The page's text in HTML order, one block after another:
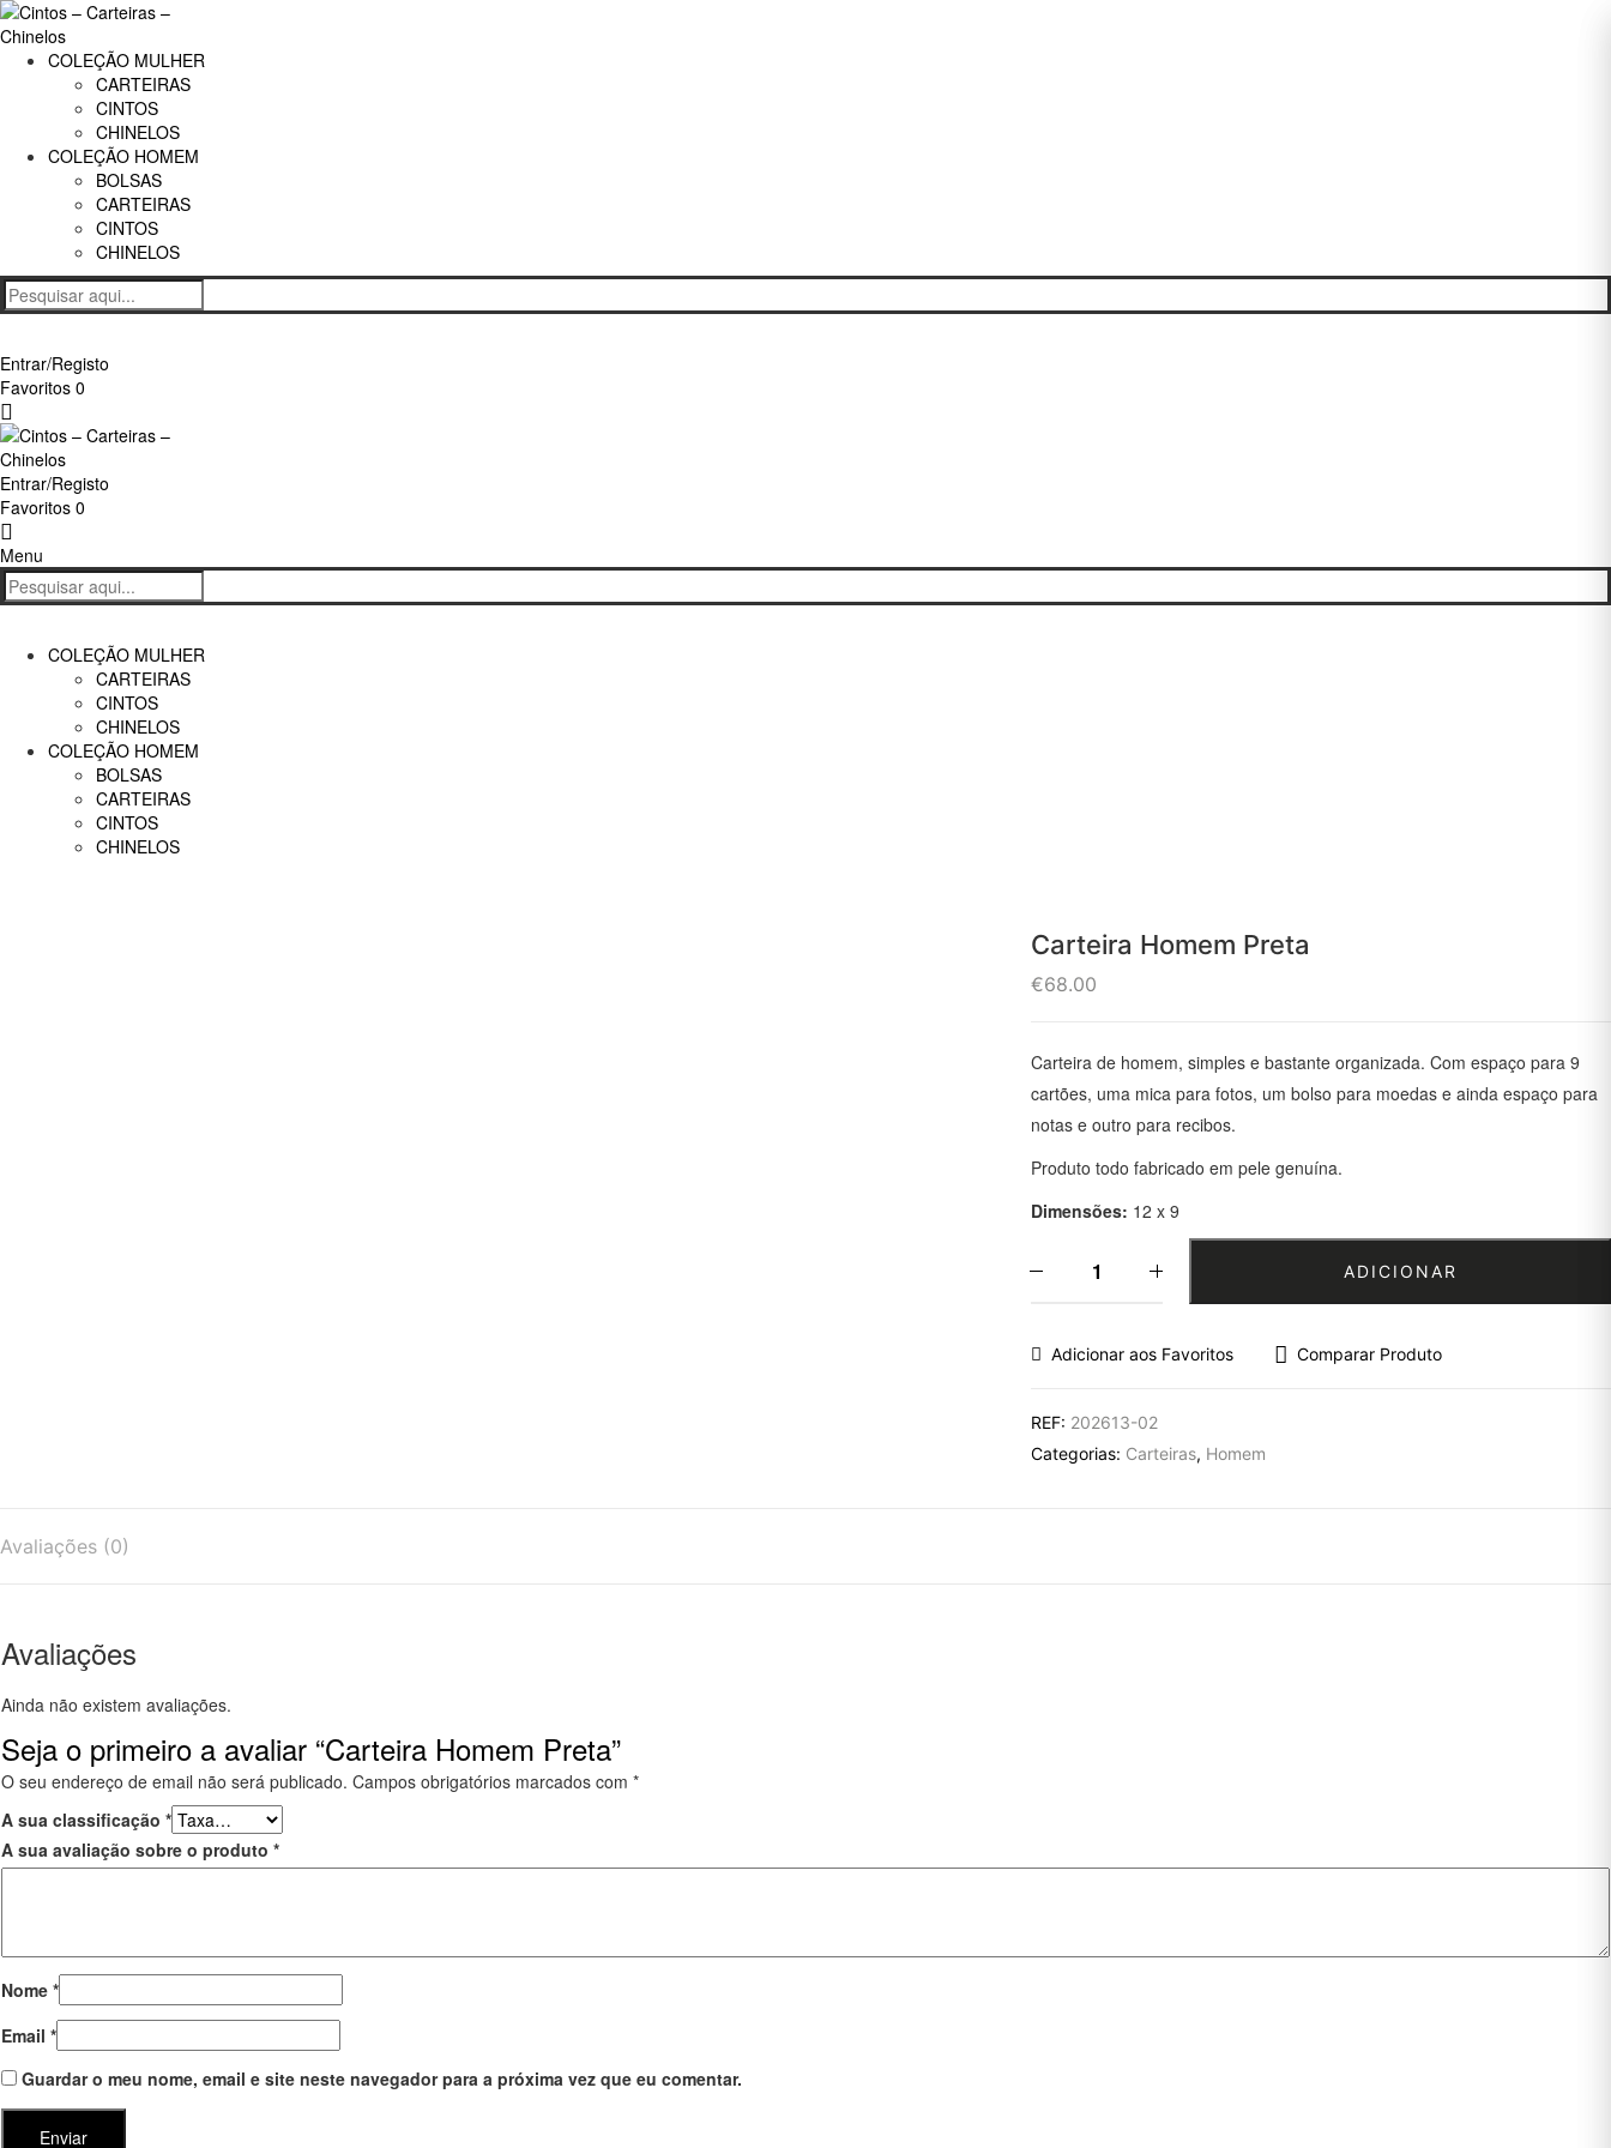
COLEÇÃO MULHER
CARTEIRAS
CINTOS
CHINELOS
COLEÇÃO HOMEM
BOLSAS
CARTEIRAS
CINTOS
CHINELOS
Entrar/Registo
Favoritos 0
Carrinho
Entrar/Registo
Favoritos 0
Carrinho
Menu
COLEÇÃO MULHER
CARTEIRAS
CINTOS
CHINELOS
COLEÇÃO HOMEM
BOLSAS
CARTEIRAS
CINTOS
CHINELOS
Carteira Homem Preta
€68.00
Carteira de homem, simples e bastante organizada. Com espaço para 9
cartões, uma mica para fotos, um bolso para moedas e ainda espaço para
notas e outro para recibos.
Produto todo fabricado em pele genuína.
Dimensões: 12 x 9
ADICIONAR
Adicionar aos Favoritos Comparar Produto
REF: 202613-02
Categorias: Carteiras, Homem
Avaliações (0)
Avaliações
Ainda não existem avaliações.
Seja o primeiro a avaliar “Carteira Homem Preta”
O seu endereço de email não será publicado. Campos obrigatórios marcados com *
A sua classificação *
A sua avaliação sobre o produto *
Nome *
Email *
Guardar o meu nome, email e site neste navegador para a próxima vez que eu comentar.